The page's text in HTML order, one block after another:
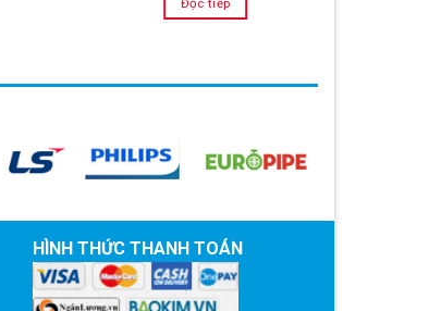
Đọc tiếp
HÌNH THỨC THANH TOÁN